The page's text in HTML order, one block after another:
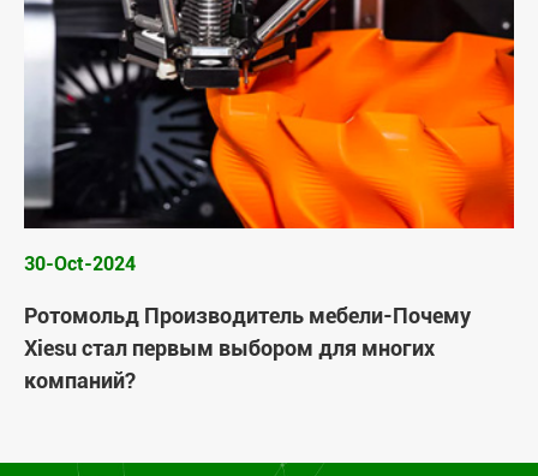
30-Oct-2024
Ротомольд Производитель мебели-Почему
Xiesu стал первым выбором для многих
компаний?